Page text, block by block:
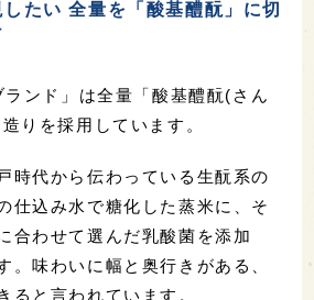
たい 全量を「酸基醴酛」に切
ンド」は全量「酸基醴酛(さん
りを採用しています。
時代から伝わっている生酛系の
仕込み水で糖化した蒸米に、そ
合わせて選んだ乳酸菌を添加
。味わいに幅と奥行きがある、
ると言われています。